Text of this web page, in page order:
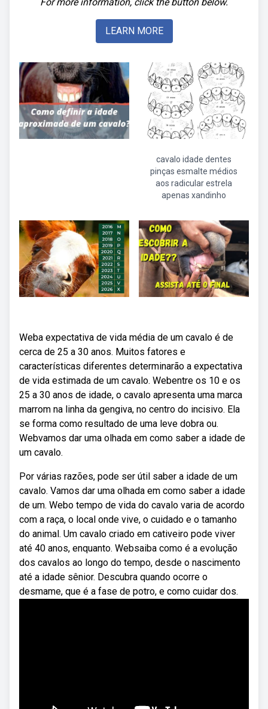
LEARN MORE
cavalo idade dentes
pinças esmalte médios
aos radicular estrela
apenas xandinho
Weba expectativa de vida média de um cavalo é de
cerca de 25 a 30 anos. Muitos fatores e
características diferentes determinarão a expectativa
de vida estimada de um cavalo. Webentre os 10 e os
25 a 30 anos de idade, o cavalo apresenta uma marca
marrom na linha da gengiva, no centro do incisivo. Ela
se forma como resultado de uma leve dobra ou.
Webvamos dar uma olhada em como saber a idade de
um cavalo.
Por várias razões, pode ser útil saber a idade de um
cavalo. Vamos dar uma olhada em como saber a idade
de um. Webo tempo de vida do cavalo varia de acordo
com a raça, o local onde vive, o cuidado e o tamanho
do animal. Um cavalo criado em cativeiro pode viver
até 40 anos, enquanto. Websaiba como é a evolução
dos cavalos ao longo do tempo, desde o nascimento
até a idade sênior. Descubra quando ocorre o
desmame, que é a fase de potro, e como cuidar dos.